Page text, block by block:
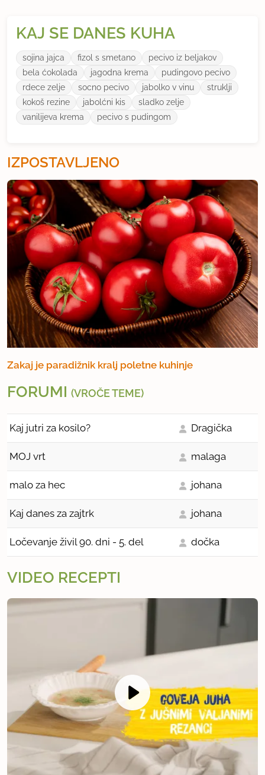
KAJ SE DANES KUHA
sojina jajca fizol s smetano
pecivo iz beljakov
bela ćokolada
jagodna krema
pudingovo pecivo
rdece zelje
socno pecivo jabolko v vinu
struklji
kokoš rezine
jabolćni kis
sladko zelje
vanilijeva krema
pecivo s pudingom
IZPOSTAVLJENO
Zakaj je paradižnik kralj poletne kuhinje
FORUMI (VROČE TEME)
Kaj jutri za kosilo? Dragička
MOJ vrt malaga
malo za hec johana
Kaj danes za zajtrk johana
Ločevanje živil 90. dni - 5. del dočka
VIDEO RECEPTI